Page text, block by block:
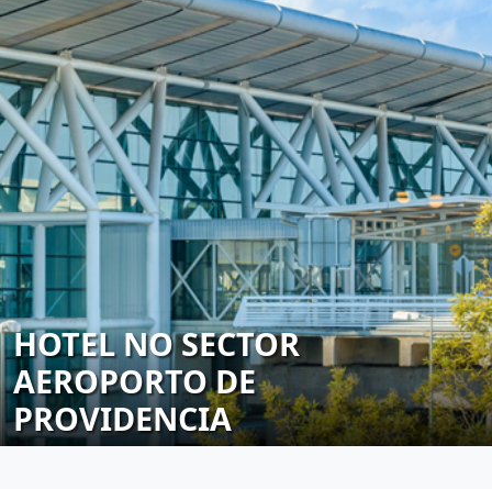
HOTEL NO SECTOR
AEROPORTO DE
PROVIDENCIA